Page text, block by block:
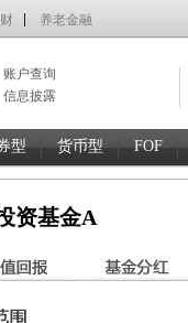
养老金融
账户查询
信息披露
型 货币型 FOF
资基金A